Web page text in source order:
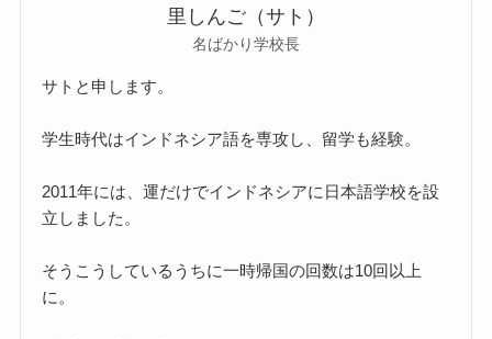
里しんご（サト）
名ばかり学校長
サトと申します。
学生時代はインドネシア語を専攻し、留学も経験。
2011年には、運だけでインドネシアに日本語学校を設
立しました。
そうこうしているうちに一時帰国の回数は10回以上
に。